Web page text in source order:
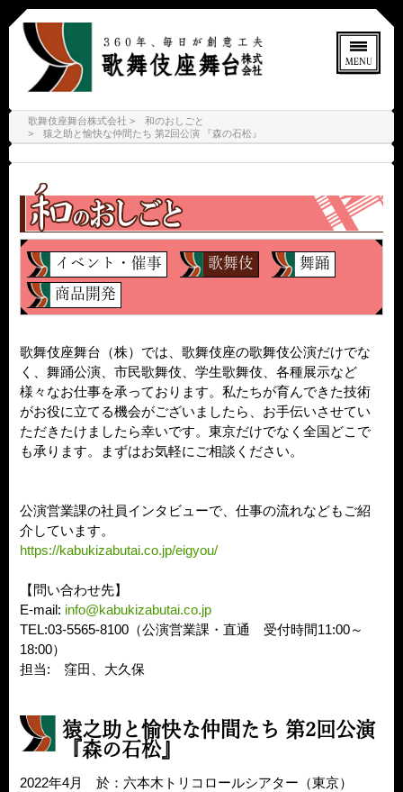
歌舞伎座舞台株式会社
和のおしごと
猿之助と愉快な仲間たち 第2回公演 『森の石松』
イベント・催事 歌舞伎
舞踊
商品開発
歌舞伎座舞台（株）では、歌舞伎座の歌舞伎公演だけでな
く、舞踊公演、市民歌舞伎、学生歌舞伎、各種展示など
様々なお仕事を承っております。私たちが育んできた技術
がお役に立てる機会がございましたら、お手伝いさせてい
ただきたけましたら幸いです。東京だけでなく全国どこで
も承ります。まずはお気軽にご相談ください。
公演営業課の社員インタビューで、仕事の流れなどもご紹
介しています。
https://kabukizabutai.co.jp/eigyou/
【問い合わせ先】
E-mail: info@kabukizabutai.co.jp
TEL:03-5565-8100（公演営業課・直通 受付時間11:00～
18:00）
担当: 窪田、大久保
猿之助と愉快な仲間たち 第2回公演
『森の石松』
2022年4月 於：六本木トリコロールシアター（東京）